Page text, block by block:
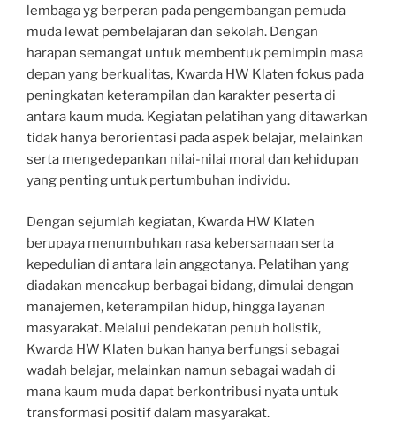
lembaga yg berperan pada pengembangan pemuda
muda lewat pembelajaran dan sekolah. Dengan
harapan semangat untuk membentuk pemimpin masa
depan yang berkualitas, Kwarda HW Klaten fokus pada
peningkatan keterampilan dan karakter peserta di
antara kaum muda. Kegiatan pelatihan yang ditawarkan
tidak hanya berorientasi pada aspek belajar, melainkan
serta mengedepankan nilai-nilai moral dan kehidupan
yang penting untuk pertumbuhan individu.
Dengan sejumlah kegiatan, Kwarda HW Klaten
berupaya menumbuhkan rasa kebersamaan serta
kepedulian di antara lain anggotanya. Pelatihan yang
diadakan mencakup berbagai bidang, dimulai dengan
manajemen, keterampilan hidup, hingga layanan
masyarakat. Melalui pendekatan penuh holistik,
Kwarda HW Klaten bukan hanya berfungsi sebagai
wadah belajar, melainkan namun sebagai wadah di
mana kaum muda dapat berkontribusi nyata untuk
transformasi positif dalam masyarakat.